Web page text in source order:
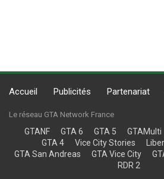
Accueil Publicités Partenariat
Le réseau GTA Network France
GTANF GTA 6 GTA 5 GTAMulti
GTA 4
Vice City Stories
GTA San Andreas
GTA Vice City
RDR 2